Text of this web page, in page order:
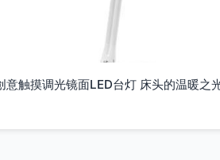
意触摸调光镜面LED台灯 床头的温暖之